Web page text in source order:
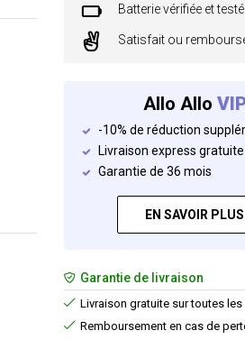
Batterie vérifiée et
Satisfait ou
Allo Allo
-10% de réduction
Livraison express gratuite
Garantie de 36 mois
EN SAVOIR PLUS
Garantie de livraison
Livraison gratuite sur toutes
Remboursement en cas de